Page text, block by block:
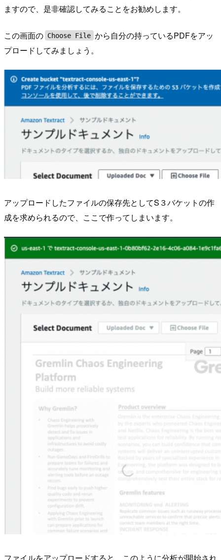
ますので、是非確認してみることをお勧めします。
この画面の Choose File から自分の持っているPDFをアッ
プロードしてみましょう。
アップロードしたファイルの保存先としてS３バケットの作
成を求められるので、ここで作ってしまいます。
ファイルをアップロードすると、このように分析が開始され